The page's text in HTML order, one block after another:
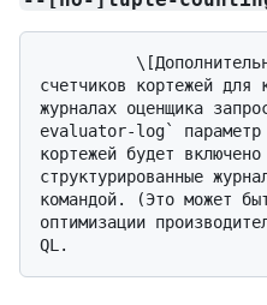
счетчиков кортежей для
журналах оценщика
evaluator-log` параметр
кортежей будет
структурированные
командой. (Это может
оптимизации